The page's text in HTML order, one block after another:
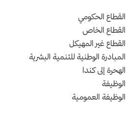
القطاع الحكومي
القطاع الخاص
القطاع غير المهيكل
المبادرة الوطنية للتنمية البشرية
الهحرة إلى كندا
الوظيفة
الوظيفة العمومية